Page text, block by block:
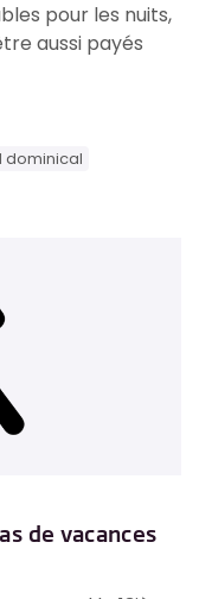
pour les nuits,
aussi payés
dominical
de vacances